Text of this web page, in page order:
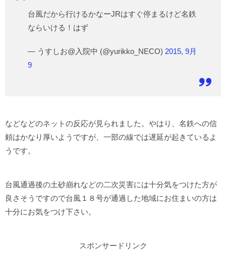
台風だから行けるかなーJRはすぐ停まるけど名鉄
ならいける！はず
— うすしお@入院中 (@yurikko_NECO) 2015, 9月
9
などなどのネットの反応が見られました。やはり、名鉄への信
頼はかなり厚いようですが、一部の線では遅延が起きているよ
うです。
台風通過後の土砂崩れなどの二次災害には十分気をつけた方が
良さそうですので台風１８号が通過した地域にお住まいの方は
十分にお気をつけ下さい。
スポンサードリンク